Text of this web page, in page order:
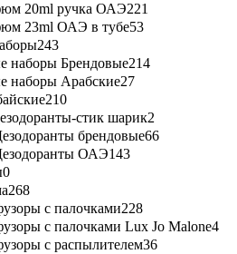
20ml ручка ОАЭ221
23ml ОАЭ в тубе53
243
наборы Брендовые214
наборы Арабские27
210
стик шарик2
брендовые66
ОАЭ143
0
268
с палочками228
с палочками Lux Jo Malone4
с распылителем36